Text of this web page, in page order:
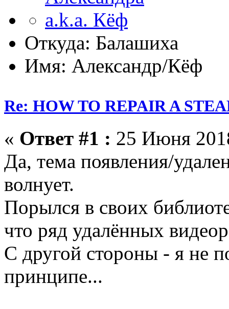
Откуда: Балашиха
Имя: Александр/Кёф
Re: HOW TO REPAIR A
« Ответ #1 : 25 Июня
Да, тема появления/
волнует.
Порылся в своих
что ряд удалённых
С другой стороны - я не
принципе...